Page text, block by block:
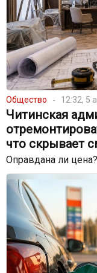
Общество 12:32, 5
Читинская
что скрывает
Оправдана ли цена?